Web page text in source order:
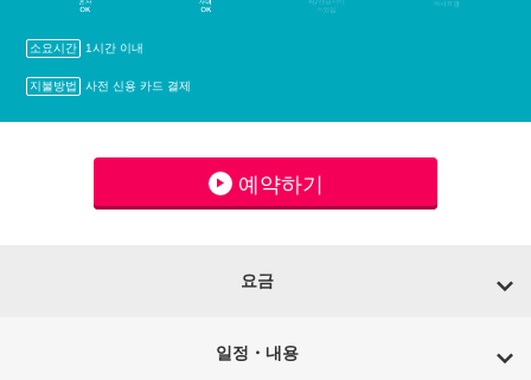
소요시간 1시간 이내
지불방법 사전 신용 카드 결제
예약하기
요금
일정・내용